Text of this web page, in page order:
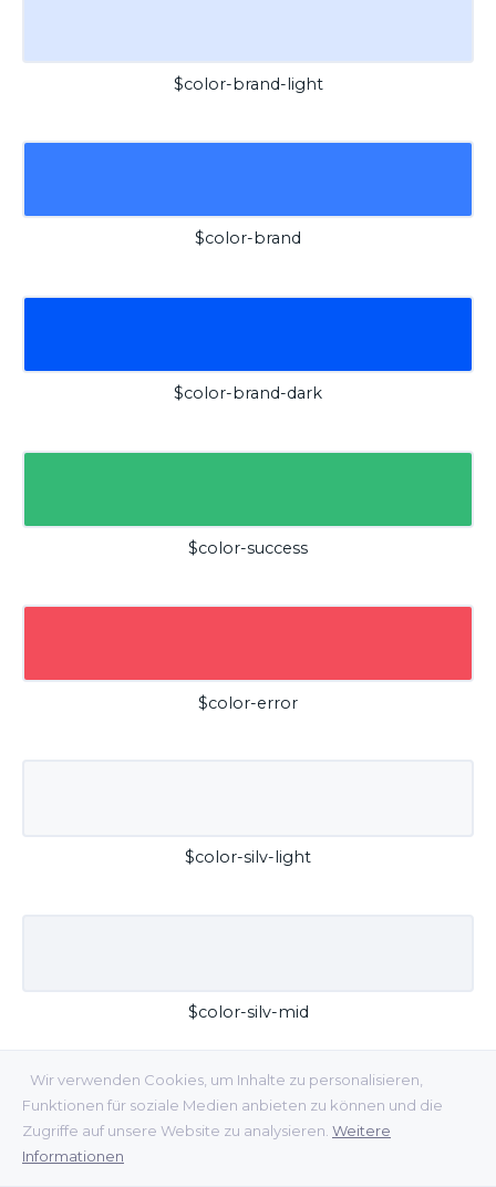
Wir verwenden Cookies, um Inhalte zu personalisieren,
Funktionen für soziale Medien anbieten zu können und die
Zugriffe auf unsere Website zu analysieren. Weitere
Informationen
$color-brand-light
$color-brand
$color-brand-dark
$color-success
$color-error
$color-silv-light
$color-silv-mid